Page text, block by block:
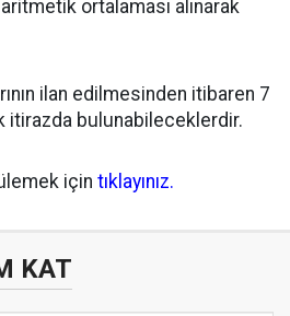
aritmetik ortalaması alınarak
ilan edilmesinden itibaren 7
itirazda bulunabileceklerdir.
için tıklayınız.
KAT